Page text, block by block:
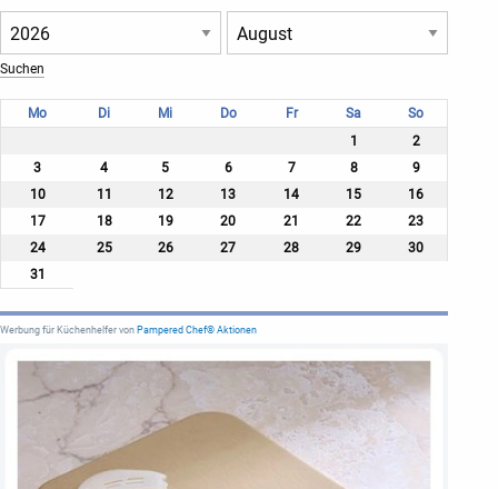
Mo Di Mi Do Fr Sa
So
1
2
3
4 5 6 7 8
9
10
11 12 13 14 15
16
17
18 19 20 21 22
23
24
25 26 27 28 29
30
31
Werbung für Küchenhelfer von Pampered Chef® Aktionen